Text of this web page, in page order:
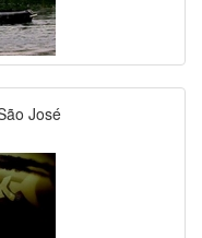
José